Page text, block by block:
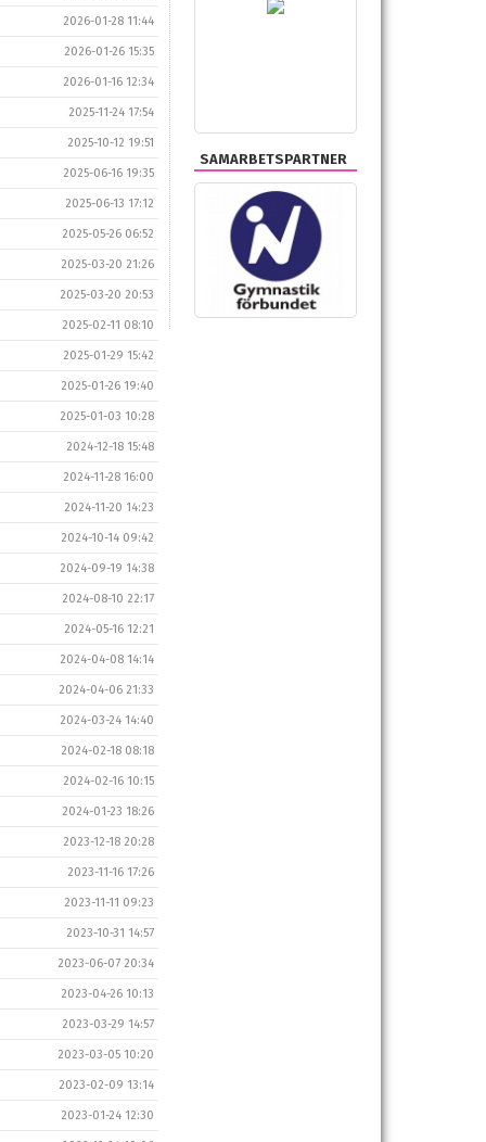
2026-01-28 11:44
2026-01-26 15:35
2026-01-16 12:34
2025-11-24 17:54
2025-10-12 19:51
2025-06-16 19:35
2025-06-13 17:12
2025-05-26 06:52
2025-03-20 21:26
2025-03-20 20:53
2025-02-11 08:10
2025-01-29 15:42
2025-01-26 19:40
2025-01-03 10:28
2024-12-18 15:48
2024-11-28 16:00
2024-11-20 14:23
2024-10-14 09:42
2024-09-19 14:38
2024-08-10 22:17
2024-05-16 12:21
2024-04-08 14:14
2024-04-06 21:33
2024-03-24 14:40
2024-02-18 08:18
2024-02-16 10:15
2024-01-23 18:26
2023-12-18 20:28
2023-11-16 17:26
2023-11-11 09:23
2023-10-31 14:57
2023-06-07 20:34
2023-04-26 10:13
2023-03-29 14:57
2023-03-05 10:20
2023-02-09 13:14
2023-01-24 12:30
SAMARBETSPARTNER